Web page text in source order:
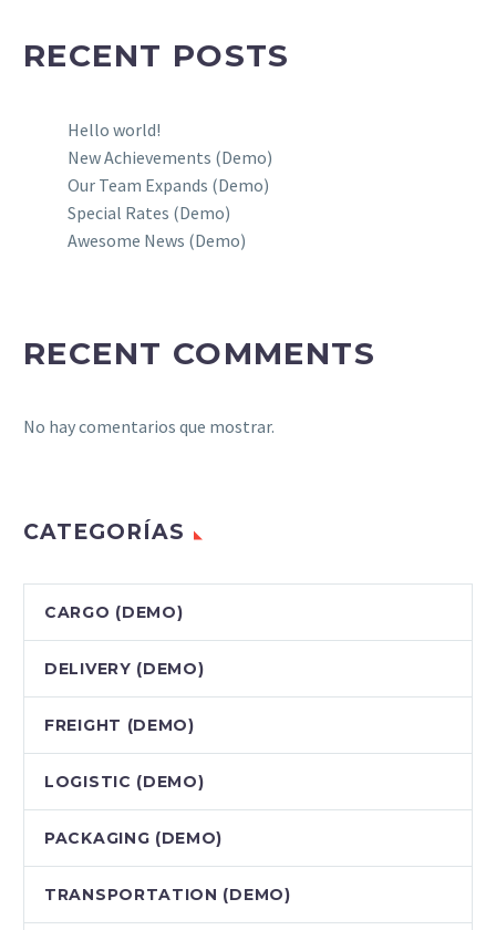
RECENT POSTS
Hello world!
New Achievements (Demo)
Our Team Expands (Demo)
Special Rates (Demo)
Awesome News (Demo)
RECENT COMMENTS
No hay comentarios que mostrar.
CATEGORÍAS
CARGO (DEMO)
DELIVERY (DEMO)
FREIGHT (DEMO)
LOGISTIC (DEMO)
PACKAGING (DEMO)
TRANSPORTATION (DEMO)